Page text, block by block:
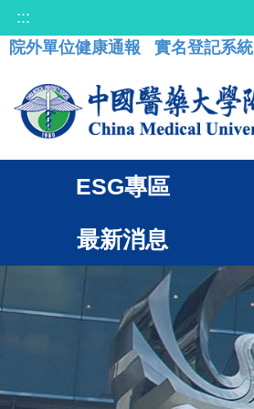
:::
院外單位健康通報
實名登記系統
ESG專區
最新消息